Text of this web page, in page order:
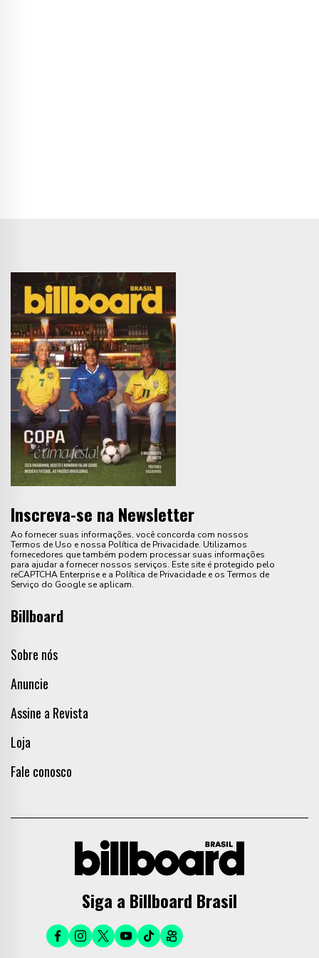
Inscreva-se na Newsletter
Ao fornecer suas informações, você concorda com nossos
Termos de Uso e nossa Política de Privacidade. Utilizamos
fornecedores que também podem processar suas informações
para ajudar a fornecer nossos serviços. Este site é protegido pelo
reCAPTCHA Enterprise e a Política de Privacidade e os Termos de
Serviço do Google se aplicam.
Billboard
Sobre nós
Anuncie
Assine a Revista
Loja
Fale conosco
Siga a Billboard Brasil